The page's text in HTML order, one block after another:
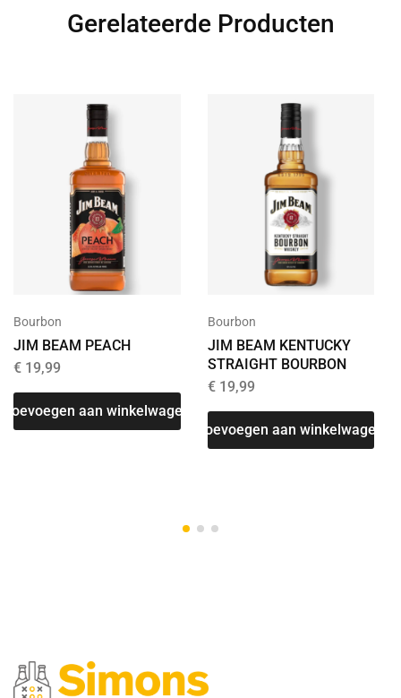
Gerelateerde Producten
Bourbon
JIM BEAM PEACH
€ 19,99
Toevoegen aan winkelwagen
Bourbon
JIM BEAM KENTUCKY
STRAIGHT BOURBON
€19,99
Toevoegen aan winkelwagen